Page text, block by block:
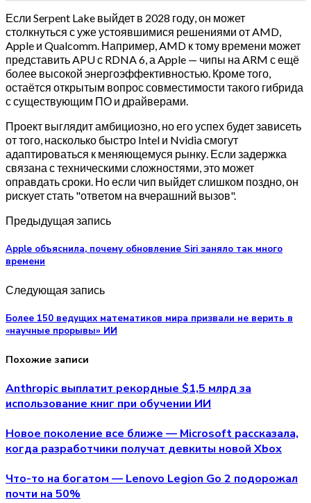
Если Serpent Lake выйдет в 2028 году, он может
столкнуться с уже устоявшимися решениями от AMD,
Apple и Qualcomm. Например, AMD к тому времени может
представить APU с RDNA 6, а Apple — чипы на ARM с ещё
более высокой энергоэффективностью. Кроме того,
остаётся открытым вопрос совместимости такого гибрида
с существующим ПО и драйверами.
Проект выглядит амбициозно, но его успех будет зависеть
от того, насколько быстро Intel и Nvidia смогут
адаптироваться к меняющемуся рынку. Если задержка
связана с техническими сложностями, это может
оправдать сроки. Но если чип выйдет слишком поздно, он
рискует стать "ответом на вчерашний вызов".
Предыдущая запись
Apple объяснила, почему обновление Siri заняло так много
времени
Следующая запись
Более 150 ведущих математиков мира призвали не верить в
«научные прорывы» ИИ
Похожие записи
Anthropic выплатит рекордные $1,5 млрд за
использование книг при обучении ИИ
Новое поколение все ближе — Microsoft рассказала,
когда разработчики получат девкиты новой Xbox
Что-то на богатом — Lenovo Legion Go 2 подорожал
почти на 50%